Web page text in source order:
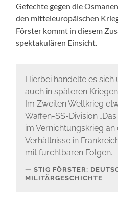
Gefechte gegen die
den mitteleuropäischen
Förster kommt in diesem
spektakulären Einsicht.
Hierbei handelte es sich
auch in späteren
Im Zweiten Weltkrieg
Waffen-SS-Division
im Vernichtungskrieg
Verhältnisse in
mit furchtbaren Folgen.
STIG FÖRSTER:
MILITÄRGESCHICHTE